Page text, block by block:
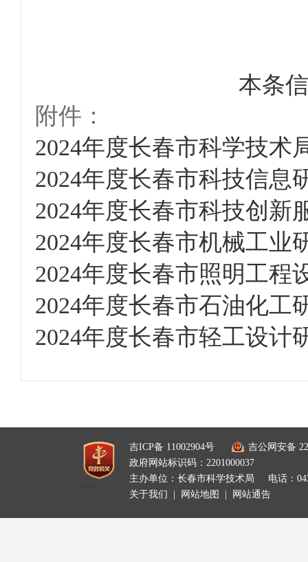
本条
附件：
2024年度长春市科学技术
2024年度长春市科技信息
2024年度长春市科技创新
2024年度长春市机械工业
2024年度长春市照明工程
2024年度长春市石油化工
2024年度长春市轻工设计
吉ICP备 11002904号
吉公网安备
政府网站标识码：2201000037
主办单位：长春市科学技术局
电话：
关于我们
网站地图 网站通告